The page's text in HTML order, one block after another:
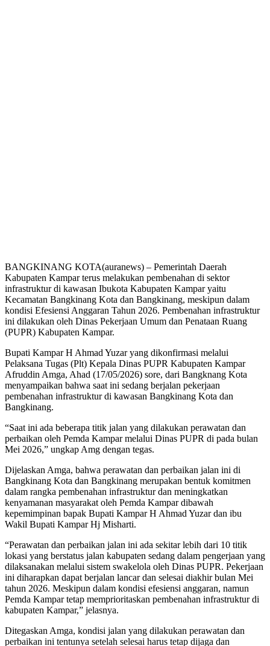
BANGKINANG KOTA(auranews) – Pemerintah Daerah
Kabupaten Kampar terus melakukan pembenahan di sektor
infrastruktur di kawasan Ibukota Kabupaten Kampar yaitu
Kecamatan Bangkinang Kota dan Bangkinang, meskipun dalam
kondisi Efesiensi Anggaran Tahun 2026. Pembenahan infrastruktur
ini dilakukan oleh Dinas Pekerjaan Umum dan Penataan Ruang
(PUPR) Kabupaten Kampar.
Bupati Kampar H Ahmad Yuzar yang dikonfirmasi melalui
Pelaksana Tugas (Plt) Kepala Dinas PUPR Kabupaten Kampar
Afruddin Amga, Ahad (17/05/2026) sore, dari Bangknang Kota
menyampaikan bahwa saat ini sedang berjalan pekerjaan
pembenahan infrastruktur di kawasan Bangkinang Kota dan
Bangkinang.
“Saat ini ada beberapa titik jalan yang dilakukan perawatan dan
perbaikan oleh Pemda Kampar melalui Dinas PUPR di pada bulan
Mei 2026,” ungkap Amg dengan tegas.
Dijelaskan Amga, bahwa perawatan dan perbaikan jalan ini di
Bangkinang Kota dan Bangkinang merupakan bentuk komitmen
dalam rangka pembenahan infrastruktur dan meningkatkan
kenyamanan masyarakat oleh Pemda Kampar dibawah
kepemimpinan bapak Bupati Kampar H Ahmad Yuzar dan ibu
Wakil Bupati Kampar Hj Misharti.
“Perawatan dan perbaikan jalan ini ada sekitar lebih dari 10 titik
lokasi yang berstatus jalan kabupaten sedang dalam pengerjaan yang
dilaksanakan melalui sistem swakelola oleh Dinas PUPR. Pekerjaan
ini diharapkan dapat berjalan lancar dan selesai diakhir bulan Mei
tahun 2026. Meskipun dalam kondisi efesiensi anggaran, namun
Pemda Kampar tetap memprioritaskan pembenahan infrastruktur di
kabupaten Kampar,” jelasnya.
Ditegaskan Amga, kondisi jalan yang dilakukan perawatan dan
perbaikan ini tentunya setelah selesai harus tetap dijaga dan